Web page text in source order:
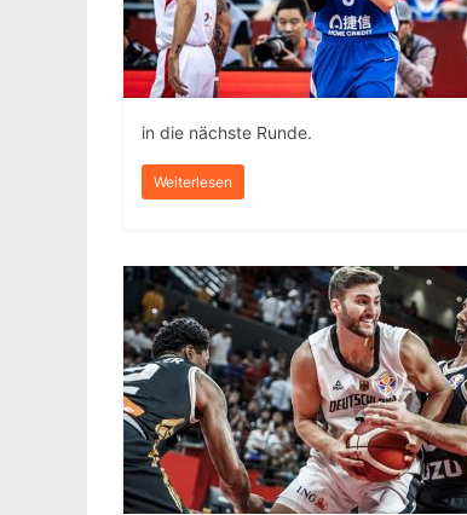
in die nächste Runde.
Weiterlesen